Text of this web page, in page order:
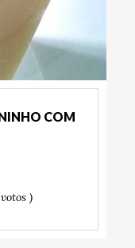
COM
)